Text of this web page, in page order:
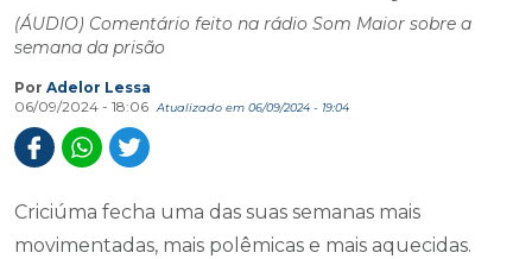
(ÁUDIO) Comentário feito na rádio Som Maior sobre a
semana da prisão
Por Adelor Lessa
06/09/2024 - 18:06
Atualizado em 06/09/2024 - 19:04
Criciúma fecha uma das suas semanas mais
movimentadas, mais polêmicas e mais aquecidas.